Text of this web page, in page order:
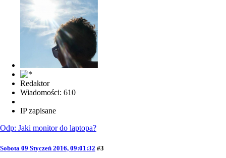
Redaktor
Wiadomości: 610
IP zapisane
Odp: Jaki monitor do laptopa?
Sobota 09 Styczeń 2016, 09:01:32 #3